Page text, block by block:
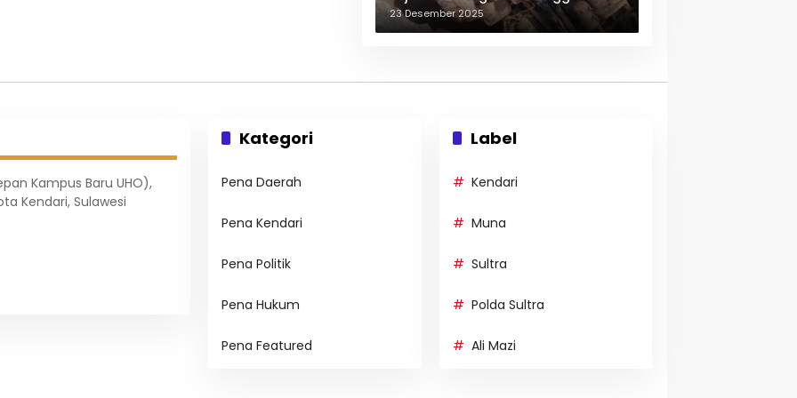
Berulang-ulang
23 Desember 2025
Kampus Baru UHO),
Kendari, Sulawesi
Kategori
Pena Daerah
Pena Kendari
Pena Politik
Pena Hukum
Pena Featured
Label
Kendari
Muna
Sultra
Polda Sultra
Ali Mazi